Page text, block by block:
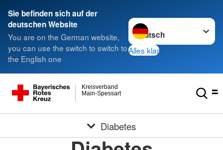
Sie befinden sich auf der
deutschen Website
You are on the German website,
you can use the switch to switch to
the English one
Sprache wechseln zu
Alles klar
Main-Spessart
Kreisverband
Diabetes